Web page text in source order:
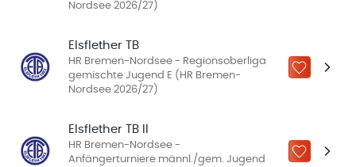
Nordsee 2026/27)
Elsflether TB
HR Bremen-Nordsee - Regionsoberliga
gemischte Jugend E (HR Bremen-
Nordsee 2026/27)
ZU „MEINE
Elsflether TB II
HR Bremen-Nordsee -
Anfängerturniere männl./gem. Jugend
ZU „MEINE